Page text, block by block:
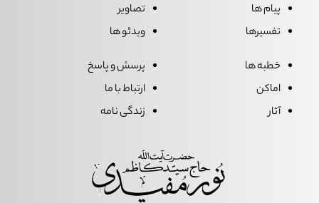
پیام ها
تفسیرها
تصاویر
ویدئو ها
خطبه ها
اماکن
آثار
پرسش و پاسخ
ارتباط با ما
زندگی نامه